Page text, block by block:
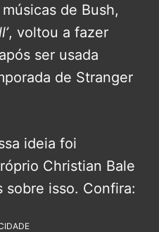
de Bush,
, voltou a fazer
ser usada
de Stranger
ideia foi
Christian Bale
sobre isso. Confira: